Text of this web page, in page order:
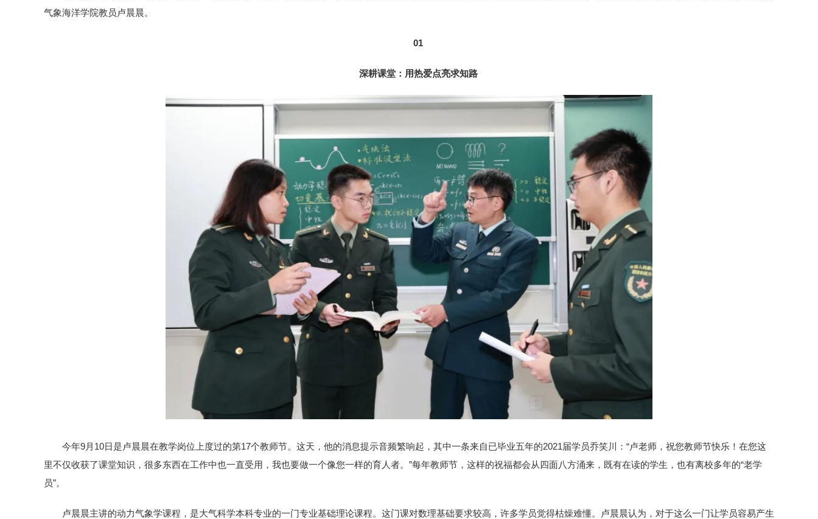
气象海洋学院教员卢晨晨。
01
深耕课堂：用热爱点亮求知路
今年9月10日是卢晨晨在教学岗位上度过的第17个教师节。这天，他的消息提示音频繁响起，其中一条来自已毕业五年的2021届学员乔笑川：“卢老师，祝您教师节快乐！在您这
里不仅收获了课堂知识，很多东西在工作中也一直受用，我也要做一个像您一样的育人者。”每年教师节，这样的祝福都会从四面八方涌来，既有在读的学生，也有离校多年的“老学
员”。
卢晨晨主讲的动力气象学课程，是大气科学本科专业的一门专业基础理论课程。这门课对数理基础要求较高，许多学员觉得枯燥难懂。卢晨晨认为，对于这么一门让学员容易产生